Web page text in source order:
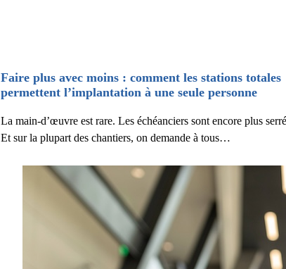
Faire plus avec moins : comment les stations totales
permettent l’implantation à une seule personne
La main-d’œuvre est rare. Les échéanciers sont encore plus
Et sur la plupart des chantiers, on demande à tous…